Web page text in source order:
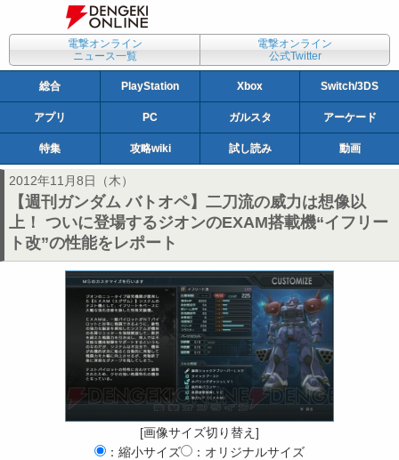
電撃オンライン
ニュース一覧
電撃オンライン
公式Twitter
総合 PlayStation Xbox Switch/3DS
アプリ PC ガルスタ アーケード
特集 攻略wiki 試し読み 動画
2012年11月8日（木）
【週刊ガンダム バトオペ】二刀流の威力は想像以
上！ ついに登場するジオンのEXAM搭載機“イフリー
ト改”の性能をレポート
[画像サイズ切り替え]
：縮小サイズ
：オリジナルサイズ